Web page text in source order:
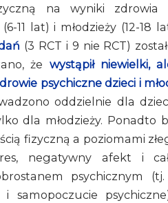
na wyniki zdrowia
11 lat) i młodzieży (12-18
(3 RCT i 9 nie RCT)
że wystąpił niewielki,
psychiczne dzieci i
oddzielnie dla
dla młodzieży. Ponadto
fizyczną a poziomami
negatywny afekt i
psychicznym
samopoczucie